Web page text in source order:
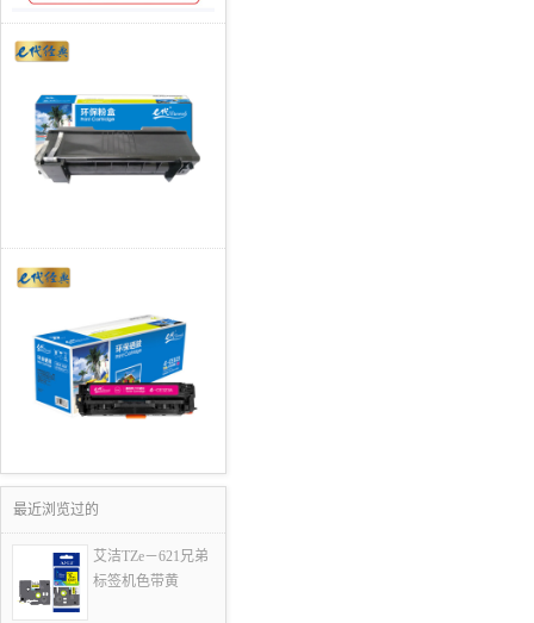
最近浏览过的
艾洁TZe－621兄弟
标签机色带黄